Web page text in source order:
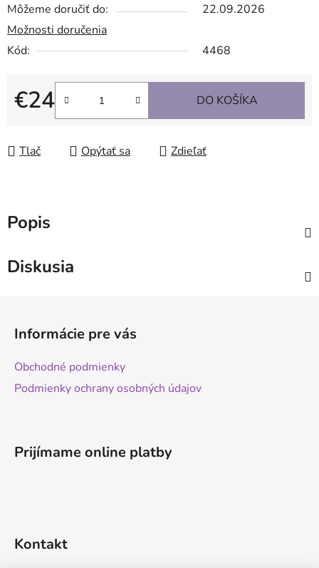
Môžeme doručiť do:
22.09.2026
Možnosti doručenia
Kód:
4468
€24
Jednotková cena:
DO KOŠÍKA
Tlač Opýtať sa Zdieľať
Popis
Diskusia
Informácie pre vás
Obchodné podmienky
Podmienky ochrany osobných údajov
Prijímame online platby
Kontakt